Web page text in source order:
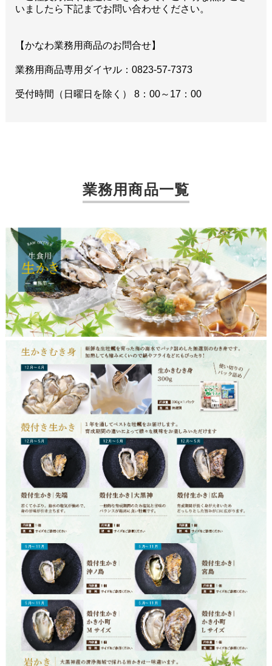
いましたら下記までお問い合わせください。
【かなわ業務用商品のお問合せ】
業務用商品専用ダイヤル：0823-57-7373
受付時間（日曜日を除く） 8：00～17：00
業務用商品一覧